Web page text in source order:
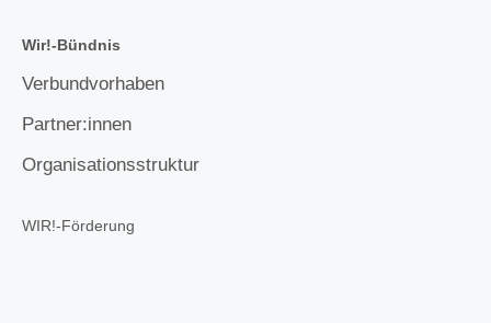
Wir!-Bündnis
Verbundvorhaben
Partner:innen
Organisationsstruktur
WIR!-Förderung